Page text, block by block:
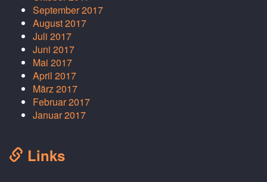
September 2017
August 2017
Juli 2017
Juni 2017
Mai 2017
April 2017
März 2017
Februar 2017
Januar 2017
Links